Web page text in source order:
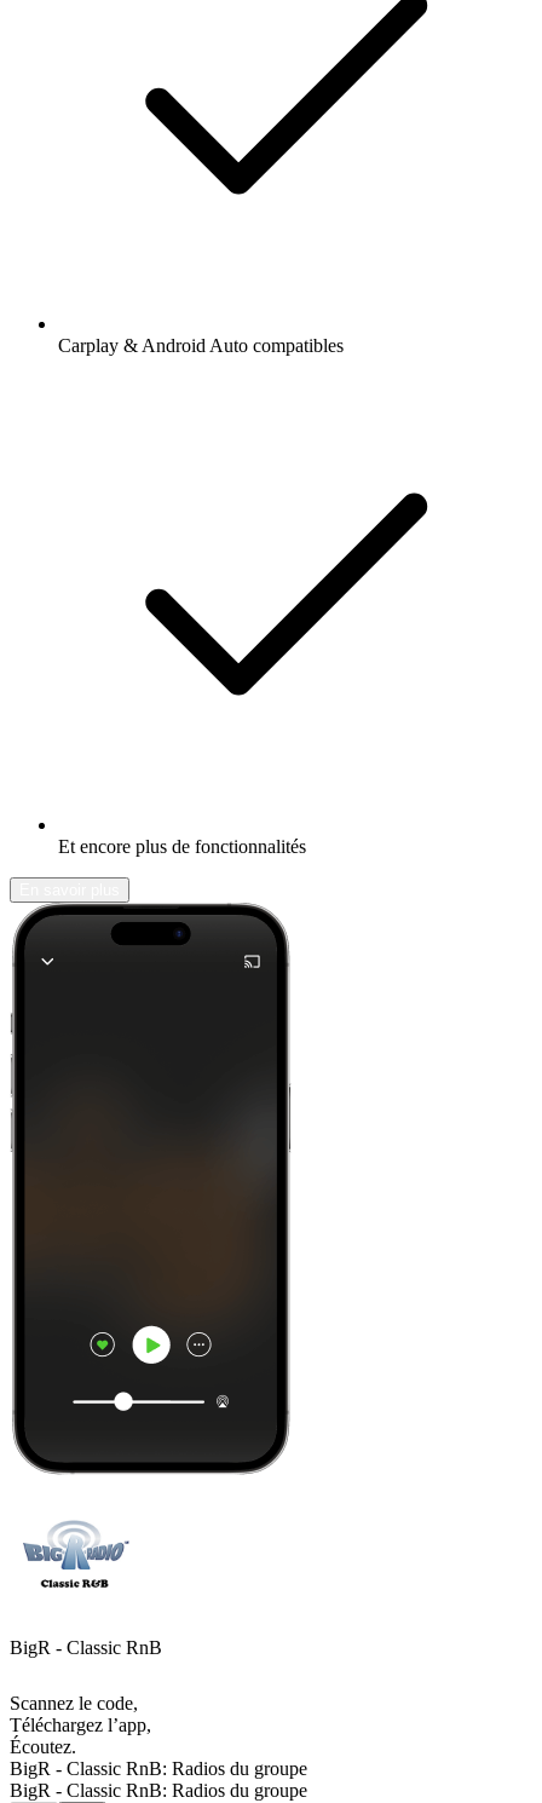
Carplay & Android Auto compatibles
Et encore plus de fonctionnalités
BigR - Classic RnB
Scannez le code,
Téléchargez l’app,
Écoutez.
BigR - Classic RnB: Radios du groupe
BigR - Classic RnB: Radios du groupe